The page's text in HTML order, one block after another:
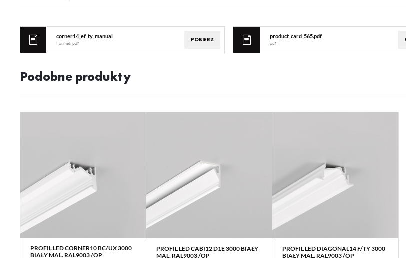
corner14_ef_ty_manual
Format:pdf
POBIERZ product_card_565.pdf
pdf
Podobne produkty
WIĘCEJ
PROFIL LED CORNER10 BC/UX 3000
BIAŁY MAL. RAL9003 /OP
WIĘCEJ
PROFIL LED CABI12 D1E 3000 BIAŁY
MAL. RAL9003 /OP
WIĘCEJ
PROFIL LED DIAGONAL14 F/TY 3000
BIAŁY MAL. RAL9003 /OP